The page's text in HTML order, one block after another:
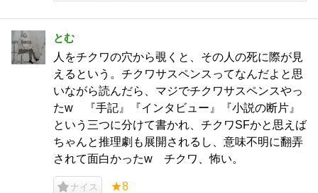
とむ
人をチクワの穴から覗くと、その人の死に際が見
えるという。チクワサスペンスってなんだよと思
いながら読んだら、マジでチクワサスペンスやっ
たw 『手記』『インタビュー』『小説の断片』
という三つに分けて書かれ、チクワSFかと思えば
ちゃんと推理劇も展開されるし、意味不明に翻弄
されて面白かったw チクワ、怖い。
ナイス ★8